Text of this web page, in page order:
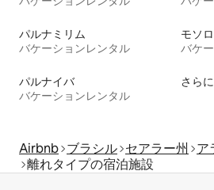
パルナミリム
バケーションレンタル
モソ
バケ
パルナイバ
バケーションレンタル
さら
Airbnb ブラシル セアラー州
ア
離れタイプの宿泊施設